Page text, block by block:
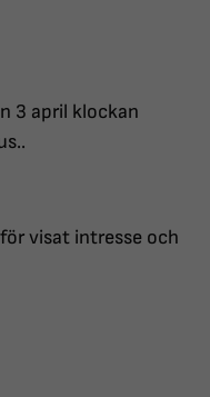
3 april klockan
visat intresse och